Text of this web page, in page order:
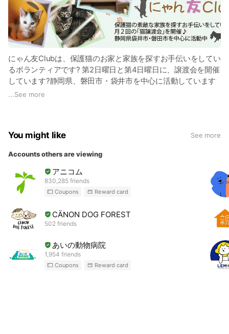
にゃん友Clubは、保護猫のお家と家族を探すお手伝いをしてい
るボランティアです? 第2日曜日と第4日曜日に、譲渡会を開催
しています?静岡県、磐田市・袋井市を中心に活動しています
✨このアカウントはメールで問い合わせが出来ない方のため
...See more
You might like See more
Accounts others are viewing
アニコム
830,285 friends
Coupons Reward card
CÄNON DOG FOREST
502 friends
あいの動物病院
1,954 friends
Coupons Reward card